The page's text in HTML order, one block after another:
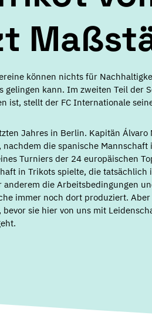
können nichts für
gelingen kann. Im zweiten Teil der
ist, stellt der FC Internationale
Jahres in Berlin. Kapitän
nachdem die spanische
Turniers der 24 europäischen
in Trikots spielte, die
anderem die Arbeitsbedingungen
immer noch dort produziert.
bevor sie hier von uns mit